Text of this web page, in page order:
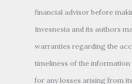
financial advisor before
Invesnesia and its authors
warranties regarding the
timeliness of the information
for any losses arising from